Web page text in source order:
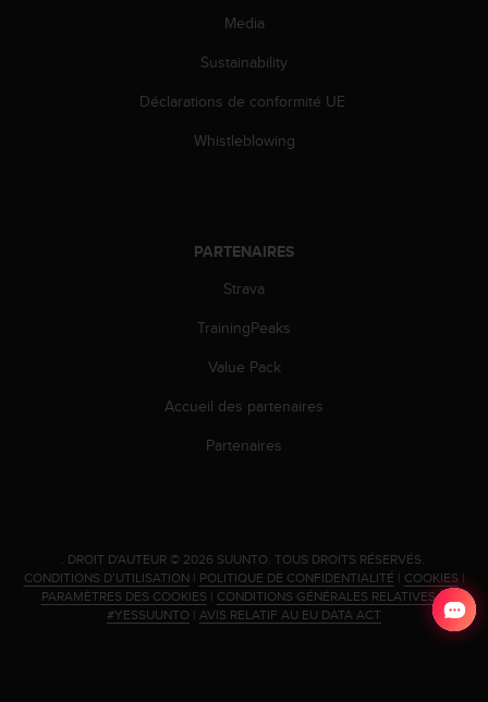
Media
Sustainability
Déclarations de conformité UE
Whistleblowing
PARTENAIRES
Strava
TrainingPeaks
Value Pack
Accueil des partenaires
Partenaires
. DROIT D'AUTEUR © 2026 SUUNTO. TOUS DROITS RÉSERVÉS.
CONDITIONS D’UTILISATION| POLITIQUE DE CONFIDENTIALITÉ | COOKIES|
PARAMÈTRES DES COOKIES | CONDITIONS GÉNÉRALES RELATIVES À
#YESSUUNTO | AVIS RELATIF AU EU DATA ACT